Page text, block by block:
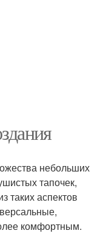
небольших
тапочек,
таких аспектов
комфортным.